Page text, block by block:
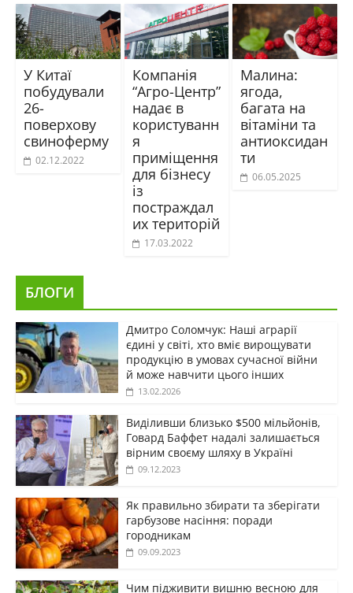
У Китаї
побудували
26-
поверхову
свиноферму
02.12.2022
Компанія
“Агро-Центр”
надає в
користуванн
я
приміщення
для бізнесу
із
постраждал
их територій
17.03.2022
Малина:
ягода,
багата на
вітаміни та
антиоксидан
ти
06.05.2025
БЛОГИ
Дмитро Соломчук: Наші аграрії
єдині у світі, хто вміє вирощувати
продукцію в умовах сучасної війни
й може навчити цього інших
13.02.2026
Виділивши близько $500 мільйонів,
Говард Баффет надалі залишається
вірним своєму шляху в Україні
09.12.2023
Як правильно збирати та зберігати
гарбузове насіння: поради
городникам
09.09.2023
Чим підживити вишню весною для